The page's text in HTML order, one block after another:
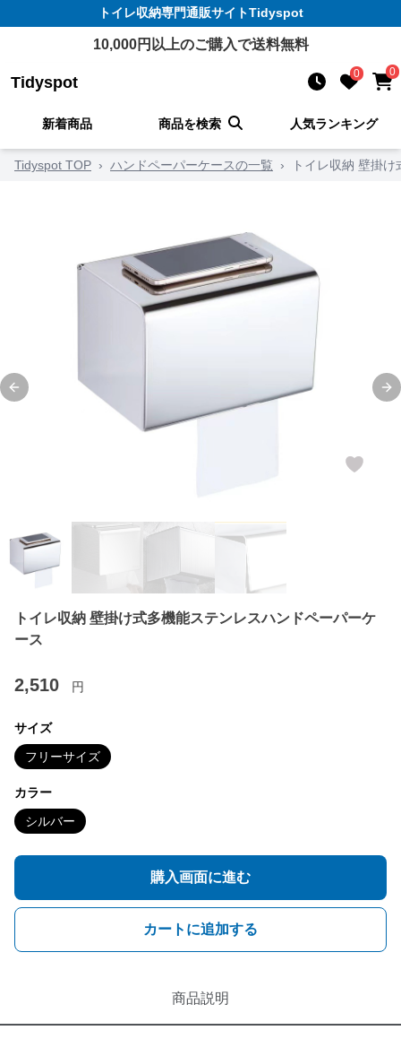
トイレ収納専門通販サイトTidyspot
10,000円以上のご購入で送料無料
Tidyspot 0 0
新着商品 商品を検索 人気ランキング
Tidyspot TOP › ハンドペーパーケースの一覧 › トイレ収納 壁掛
Previous slide
トイレ収納 壁掛け式多機能ステンレスハンドペーパーケ
ース
2,510 円
サイズ
フリーサイズ
カラー
シルバー
購入画面に進む
カートに追加する
商品説明